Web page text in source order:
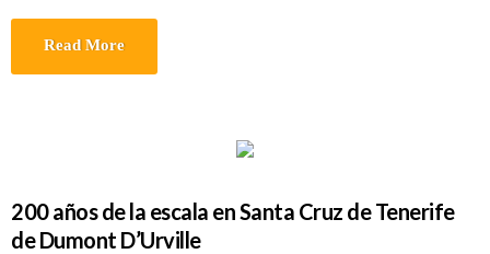
Read More
200 años de la escala en Santa Cruz de Tenerife
de Dumont D’Urville